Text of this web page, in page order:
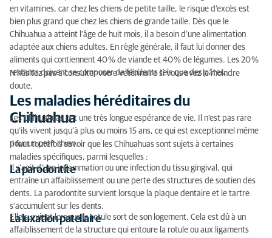
en vitamines, car chez les chiens de petite taille, le risque d’excès est
bien plus grand que chez les chiens de grande taille. Dès que le
Chihuahua a atteint l’âge de huit mois, il a besoin d’une alimentation
adaptée aux chiens adultes. En règle générale, il faut lui donner des
aliments qui contiennent 40 % de viande et 40 % de légumes. Les 20 %
restants doivent se composer de féculents tels que des pâtes.
N’hésitez pas à consulter votre vétérinaire si vous avez le moindre
doute.
Les maladies héréditaires du
Chihuahua
Les Chihuahuas ont une très longue espérance de vie. Il n’est pas rare
qu’ils vivent jusqu’à plus ou moins 15 ans, ce qui est exceptionnel même
pour un petit chien.
Il faut toutefois savoir que les Chihuahuas sont sujets à certaines
maladies spécifiques, parmi lesquelles :
La parodontite
Il s'agit d'une inflammation ou une infection du tissu gingival, qui
entraîne un affaiblissement ou une perte des structures de soutien des
dents. La parodontite survient lorsque la plaque dentaire et le tartre
s’accumulent sur les dents.
La luxation patellaire
Elle survient lorsque la rotule sort de son logement. Cela est dû à un
affaiblissement de la structure qui entoure la rotule ou aux ligaments